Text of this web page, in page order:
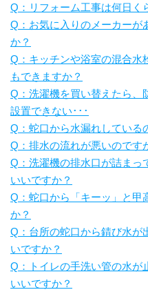
Q：リフォーム工事は何日く
Q：お気に入りのメーカーが
か？
Q：キッチンや浴室の混合水
もできますか？
Q：洗濯機を買い替えたら、
設置できない･･･
Q：蛇口から水漏れしている
Q：排水の流れが悪いのです
Q：洗濯機の排水口が詰まっ
いいですか？
Q：蛇口から「キーッ」と甲
か？
Q：台所の蛇口から錆び水が
いですか？
Q：トイレの手洗い管の水が
いいですか？